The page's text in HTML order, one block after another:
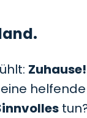
Zuhause!